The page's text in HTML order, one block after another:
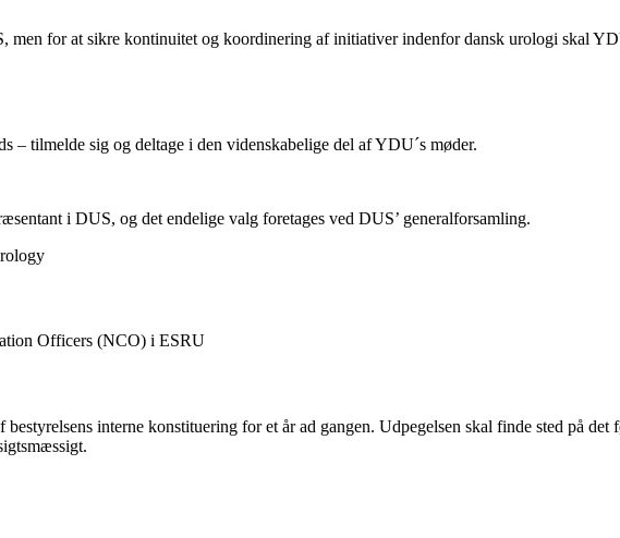
for at sikre kontinuitet og koordinering af initiativer indenfor dansk urologi skal
– tilmelde sig og deltage i den videnskabelige del af YDU´s møder.
i DUS, og det endelige valg foretages ved DUS’ generalforsamling.
Officers (NCO) i ESRU
interne konstituering for et år ad gangen. Udpegelsen skal finde sted på